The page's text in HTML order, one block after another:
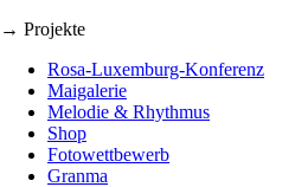
→ Projekte
Rosa-Luxemburg-Konferenz
Maigalerie
Melodie & Rhythmus
Shop
Fotowettbewerb
Granma